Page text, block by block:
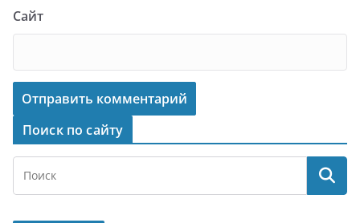
Сайт
Поиск по сайту